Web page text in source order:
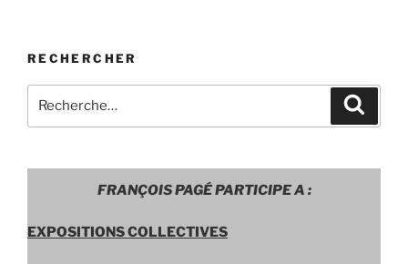
RECHERCHER
pour
FRANÇOIS PAGÉ PARTICIPE A :
EXPOSITIONS COLLECTIVES